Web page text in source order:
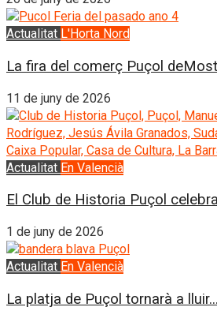
Actualitat L'Horta Nord
La fira del comerç Puçol
11 de juny de 2026
Actualitat En Valencià
El Club de Historia Puçol
1 de juny de 2026
Actualitat En Valencià
La platja de Puçol tornarà a lluir...